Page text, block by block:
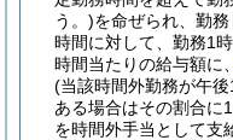
う。)を命ぜられ、勤
時間に対して、勤務1時
時間当たりの給与額に、
(当該時間外勤務が午
ある場合はその割合に
を時間外手当として支